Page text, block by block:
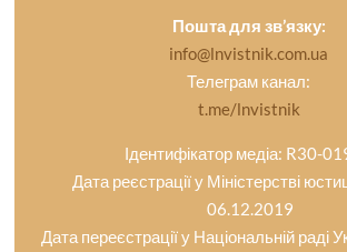
Пошта для зв’язку:
info@lnvistnik.com.ua
Телеграм канал:
t.me/lnvistnik
Ідентифікатор медіа: R30-
Дата реєстрації у Міністерстві
06.12.2019
Дата переєстрації у Національній раді